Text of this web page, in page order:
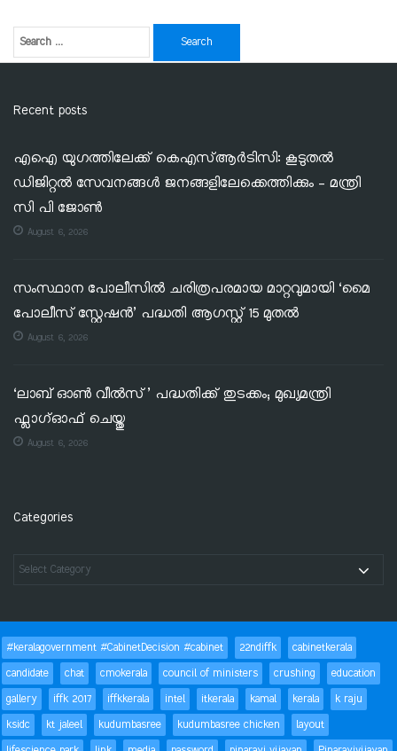
Recent posts
എഐ യുഗത്തിലേക്ക് കെഎസ്ആർടിസി: കൂടുതൽ
ഡിജിറ്റൽ സേവനങ്ങൾ ജനങ്ങളിലേക്കെത്തിക്കും – മന്ത്രി
സി പി ജോൺ
August 6, 2026
സംസ്ഥാന പോലീസിൽ ചരിത്രപരമായ മാറ്റവുമായി ‘മൈ
പോലീസ് സ്റ്റേഷൻ’ പദ്ധതി ആഗസ്റ്റ് 15 മുതൽ
August 6, 2026
‘ലാബ് ഓൺ വീൽസ്’ പദ്ധതിക്ക് തുടക്കം; മുഖ്യമന്ത്രി
ഫ്ലാഗ്ഓഫ് ചെയ്തു
August 6, 2026
Categories
#keralagovernment #CabinetDecision #cabinet 22ndiffk
cabinetkerala
candidate
chat cmokerala council of ministers crushing
education
gallery
iffk 2017 iffkkerala intel itkerala kamal kerala
k raju
ksidc
kt jaleel kudumbasree kudumbasree chicken
layout